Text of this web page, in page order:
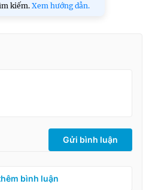
kiếm. Xem hướng dẫn.
Gửi bình luận
bình luận